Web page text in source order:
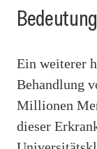
Bedeutung
Ein weiterer
Behandlung
Millionen
dieser